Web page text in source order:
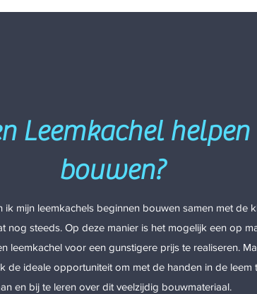
Leemkachel helpen
bouwen?
ik mijn leemkachels beginnen bouwen samen met de
nog steeds. Op deze manier is het mogelijk een op
leemkachel voor een gunstigere prijs te realiseren.
de ideale opportuniteit om met de handen in de leem
en bij te leren over dit veelzijdig bouwmateriaal.